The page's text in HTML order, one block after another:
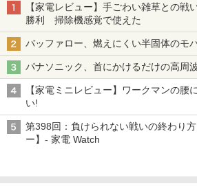
【家電レビュー】手ごわい雑草との戦
勝利 掃除機感覚で使えた
バッファロー、燃えにくい半固体のモ
パナソニック、首にかけるだけの高周
【家電ミニレビュー】ワークマンの腰
い!
第398回：負けられない戦いの終わり
ー】- 家電 Watch